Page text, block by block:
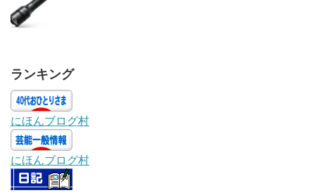
ランキング
にほんブログ村
にほんブログ村